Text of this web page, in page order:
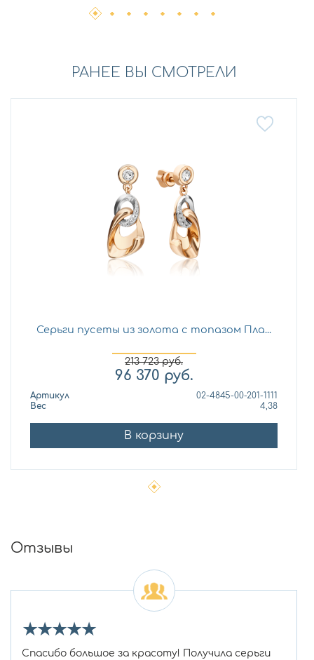
РАНЕЕ ВЫ СМОТРЕЛИ
Серьги пусеты из золота с топазом Пла...
213 723руб.
96 370 руб.
Артикул
02-4845-00-201-1111
Вес
4,38
В корзину
Отзывы
★★★★★
Спасибо большое за красоту! Получила серьги